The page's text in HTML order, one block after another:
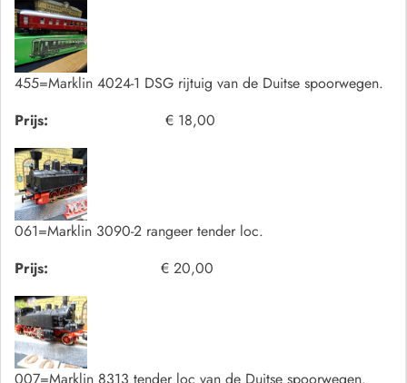
455=Marklin 4024-1 DSG rijtuig van de Duitse spoorwegen.
Prijs:
€ 18,00
061=Marklin 3090-2 rangeer tender loc.
Prijs:
€ 20,00